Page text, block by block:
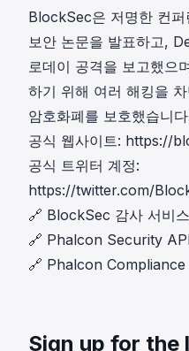
BlockSec은 저명한 컨
보안 논문을 발표하고,
로데이 공격을 보고했으
하기 위해 여러 해킹을
암호화폐를 보호했습니
공식 웹사이트: https://
공식 트위터 계정:
https://twitter.com/
🔗 BlockSec 감사 서비스
🔗 Phalcon Security
🔗 Phalcon Compliance
Sign up for